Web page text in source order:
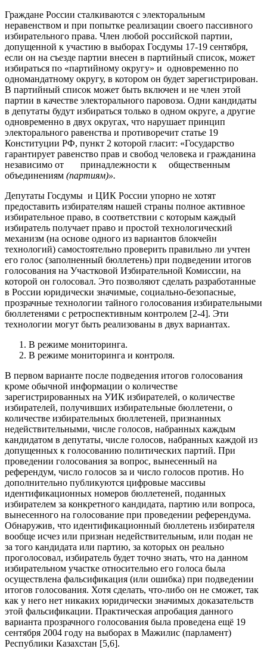
Граждане России сталкиваются с электоральным
неравенством и при попытке реализации своего пассивного
избирательного права. Член любой российской партии,
допущенной к участию в выборах Госдумы 17-19 сентября,
если он на съезде партии внесен в партийный список, может
избираться по «партийному округу» и одновременно по
одномандатному округу, в котором он будет зарегистрирован.
В партийный список может быть включен и не член этой
партии в качестве электорального паровоза. Одни кандидаты
в депутаты будут избираться только в одном округе, а другие
одновременно в двух округах, что нарушает принцип
электорального равенства и противоречит статье 19
Конституции РФ, пункт 2 которой гласит: «Государство
гарантирует равенство прав и свобод человека и гражданина
независимо от принадлежности к общественным
объединениям (партиям)».
Депутаты Госдумы и ЦИК России упорно не хотят
предоставить избирателям нашей страны полное активное
избирательное право, в соответствии с которым каждый
избиратель получает право и простой технологический
механизм (на основе одного из вариантов блокчейн
технологий) самостоятельно проверить правильно ли учтен
его голос (заполненный бюллетень) при подведении итогов
голосования на Участковой Избирательной Комиссии, на
которой он голосовал. Это позволяют сделать разработанные
в России юридически значимые, социально-безопасные,
прозрачные технологии тайного голосования избирательными
бюллетенями с ретроспективным контролем [2-4]. Эти
технологии могут быть реализованы в двух вариантах.
В режиме мониторинга.
В режиме мониторинга и контроля.
В первом варианте после подведения итогов голосования
кроме обычной информации о количестве
зарегистрированных на УИК избирателей, о количестве
избирателей, получивших избирательные бюллетени, о
количестве избирательных бюллетеней, признанных
недействительными, числе голосов, набранных каждым
кандидатом в депутаты, числе голосов, набранных каждой из
допущенных к голосованию политических партий. При
проведении голосования за вопрос, вынесенный на
референдум, число голосов за и число голосов против. Но
дополнительно публикуются цифровые массивы
идентификационных номеров бюллетеней, поданных
избирателем за конкретного кандидата, партию или вопроса,
вынесенного на голосование при проведении референдума.
Обнаружив, что идентификационный бюллетень избирателя
вообще исчез или признан недействительным, или подан не
за того кандидата или партию, за которых он реально
проголосовал, избиратель будет точно знать, что на данном
избирательном участке относительно его голоса была
осуществлена фальсификация (или ошибка) при подведении
итогов голосования. Хотя сделать, что-либо он не сможет, так
как у него нет никаких юридически значимых доказательств
этой фальсификации. Практическая апробация данного
варианта прозрачного голосования была проведена ещё 19
сентября 2004 году на выборах в Мажилис (парламент)
Республики Казахстан [5,6].